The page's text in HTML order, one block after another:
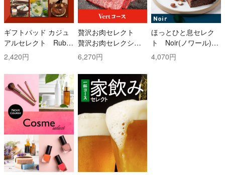
ギフトパッド カジュ
アルセレクト Ruby
(ルビー)コース
2,420円
贅沢お肉セレクト
贅沢お肉セレクショ
ン 5000円コース
6,270円
ほっとひと息セレク
ト Noir(ノワール)コ
ース
4,070円